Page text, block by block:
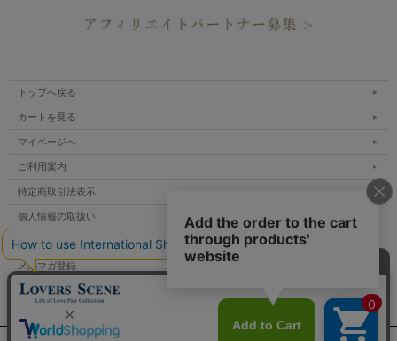
トップへ戻る
カートを見る
マイページへ
ご利用案内
特定商取引法表示
個人情報の取扱い
サイトマップ
メルマガ登録
お問い合わせ